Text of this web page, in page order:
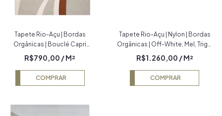
Tapete Rio-Açu | Bordas
Orgânicas | Bouclé Capri
Terracota, Bege e Natural
R$790,00 / M²
COMPRAR
Tapete Rio-Açu | Nylon | Bordas
Orgânicas | Off-White, Mel, Trigo
e Rosé Econyl
R$1.260,00 / M²
COMPRAR